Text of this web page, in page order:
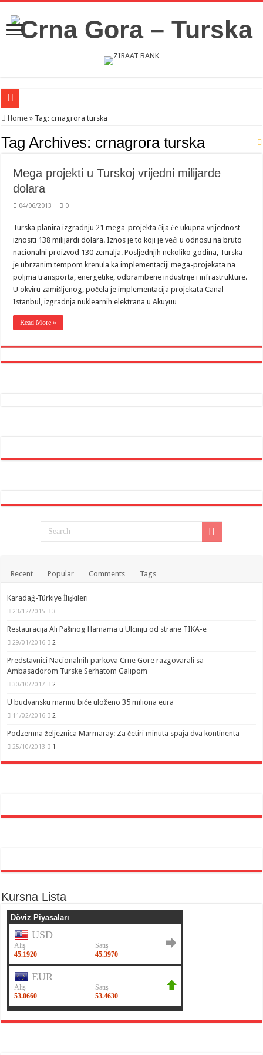
Novosti iz Acibadema
Šahman sa iseljenicima iz Crne Gore u Turskoj: Velika je važnost naše
Home » Tag:crnagrora turska
Tag Archives: crnagrora turska
Mega projekti u Turskoj vrijedni milijarde
dolara
04/06/2013 0
Turska planira izgradnju 21 mega-projekta čija će ukupna vrijednost
iznositi 138 milijardi dolara. Iznos je to koji je veći u odnosu na bruto
nacionalni proizvod 130 zemalja. Posljednjih nekoliko godina, Turska
je ubrzanim tempom krenula ka implementaciji mega-projekata na
poljma transporta, energetike, odbrambene industrije i infrastrukture.
U okviru zamišljenog, počela je implementacija projekata Canal
Istanbul, izgradnja nuklearnih elektrana u Akuyuu …
Read More »
Recent Popular Comments Tags
Karadağ-Türkiye İlişkileri
23/12/2015 3
Restauracija Ali Pašinog Hamama u Ulcinju od strane TIKA-e
29/01/2016 2
Predstavnici Nacionalnih parkova Crne Gore razgovarali sa
Ambasadorom Turske Serhatom Galipom
30/10/2017 2
U budvansku marinu biće uloženo 35 miliona eura
11/02/2016 2
Podzemna željeznica Marmaray: Za četiri minuta spaja dva kontinenta
25/10/2013 1
Kursna Lista